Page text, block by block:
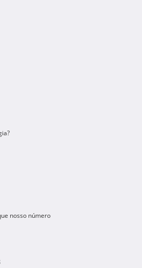
nosso número